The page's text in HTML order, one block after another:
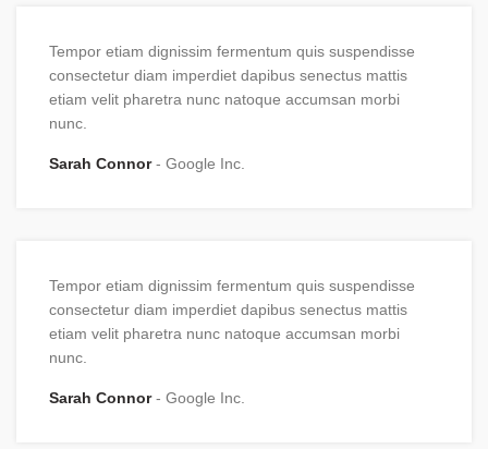
Tempor etiam dignissim fermentum quis suspendisse
consectetur diam imperdiet dapibus senectus mattis
etiam velit pharetra nunc natoque accumsan morbi
nunc.
Sarah Connor Google Inc.
Tempor etiam dignissim fermentum quis suspendisse
consectetur diam imperdiet dapibus senectus mattis
etiam velit pharetra nunc natoque accumsan morbi
nunc.
Sarah Connor Google Inc.